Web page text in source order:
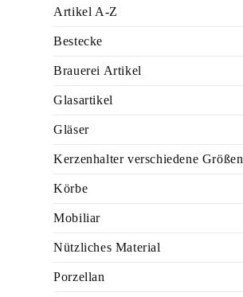
Artikel A-Z
Bestecke
Brauerei Artikel
Glasartikel
Gläser
Kerzenhalter verschiedene Größen
Körbe
Mobiliar
Nützliches Material
Porzellan